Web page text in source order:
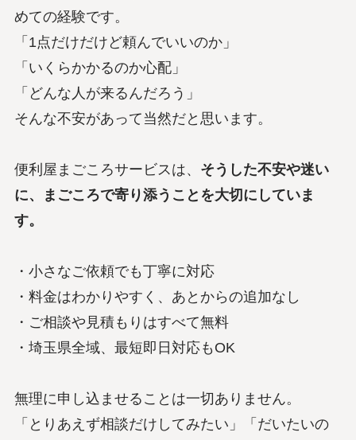
めての経験です。
「1点だけだけど頼んでいいのか」
「いくらかかるのか心配」
「どんな人が来るんだろう」
そんな不安があって当然だと思います。
便利屋まごころサービスは、 そうした不安や迷い
に、まごころで寄り添うことを大切にしていま
す。
・小さなご依頼でも丁寧に対応
・料金はわかりやすく、あとからの追加なし
・ご相談や見積もりはすべて無料
・埼玉県全域、最短即日対応もOK
無理に申し込ませることは一切ありません。
「とりあえず相談だけしてみたい」「だいたいの